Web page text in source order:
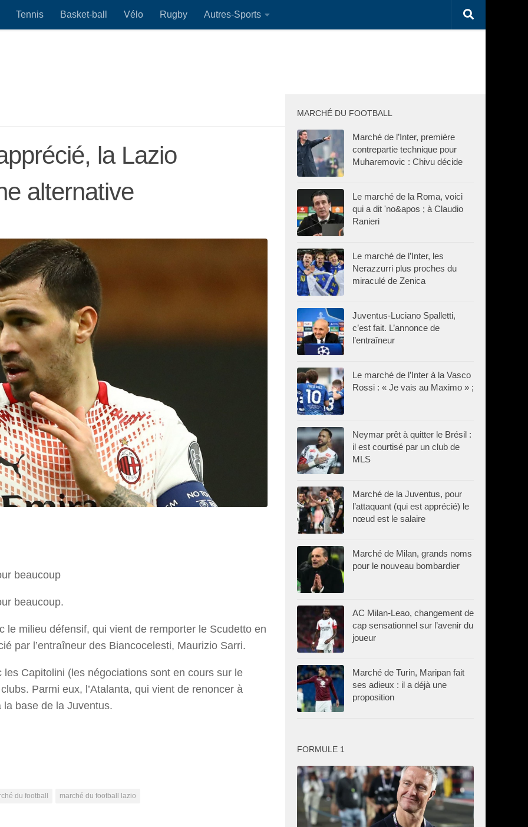
Tennis Basket-ball Vélo Rugby Autres-Sports
la Lazio
alternative
beaucoup
beaucoup.
le milieu défensif, qui vient de remporter le Scudetto en
par l’entraîneur des Biancocelesti, Maurizio Sarri.
Capitolini (les négociations sont en cours sur le
Parmi eux, l’Atalanta, qui vient de renoncer à
base de la Juventus.
du football marché du football lazio
MARCHÉ DU FOOTBALL
Marché de l’Inter, première
contrepartie technique pour
Muharemovic : Chivu décide
Le marché de la Roma, voici
qui a dit 'no&apos ; à Claudio
Ranieri
Le marché de l’Inter, les
Nerazzurri plus proches du
miraculé de Zenica
Juventus-Luciano Spalletti,
c’est fait. L’annonce de
l’entraîneur
Le marché de l’Inter à la Vasco
Rossi : « Je vais au Maximo » ;
Neymar prêt à quitter le Brésil :
il est courtisé par un club de
MLS
Marché de la Juventus, pour
l’attaquant (qui est apprécié) le
nœud est le salaire
Marché de Milan, grands noms
pour le nouveau bombardier
AC Milan-Leao, changement de
cap sensationnel sur l’avenir du
joueur
Marché de Turin, Maripan fait
ses adieux : il a déjà une
proposition
FORMULE 1